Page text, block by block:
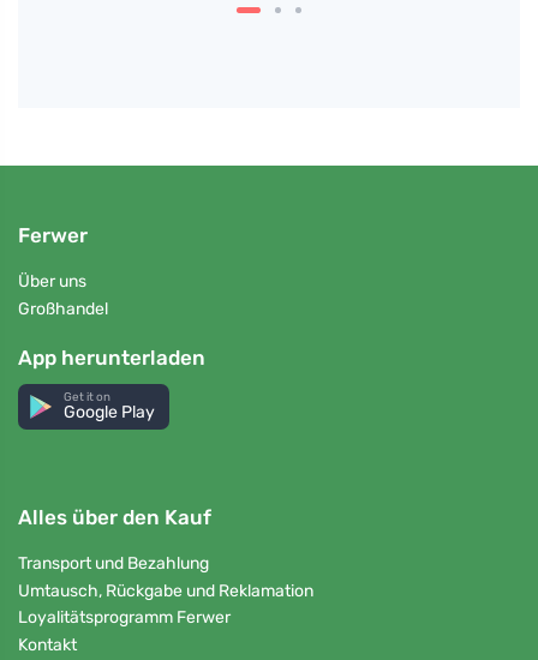
Ferwer
Über uns
Großhandel
App herunterladen
Get it on
Google Play
Alles über den Kauf
Transport und Bezahlung
Umtausch, Rückgabe und Reklamation
Loyalitätsprogramm Ferwer
Kontakt